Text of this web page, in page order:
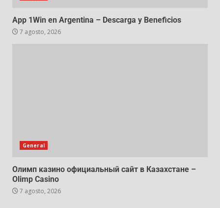
App 1Win en Argentina – Descarga y Beneficios
7 agosto, 2026
General
Олимп казино официальный сайт в Казахстане –
Olimp Casino
7 agosto, 2026